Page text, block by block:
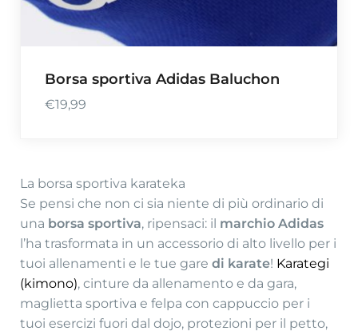
Borsa sportiva Adidas Baluchon
€19,99
La borsa sportiva karateka
Se pensi che non ci sia niente di più ordinario di
una borsa sportiva, ripensaci: il marchio Adidas
l’ha trasformata in un accessorio di alto livello per i
tuoi allenamenti e le tue gare di karate! Karategi
(kimono), cinture da allenamento e da gara,
maglietta sportiva e felpa con cappuccio per i
tuoi esercizi fuori dal dojo, protezioni per il petto,